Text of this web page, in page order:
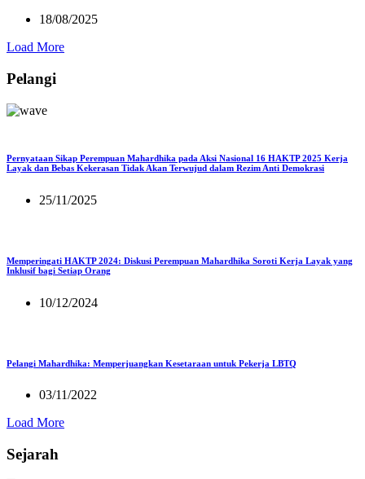
18/08/2025
Load More
Pelangi
Pernyataan Sikap Perempuan Mahardhika pada Aksi Nasional 16 HAKTP 2025 Kerja
Layak dan Bebas Kekerasan Tidak Akan Terwujud dalam Rezim Anti Demokrasi
25/11/2025
Memperingati HAKTP 2024: Diskusi Perempuan Mahardhika Soroti Kerja Layak yang
Inklusif bagi Setiap Orang
10/12/2024
Pelangi Mahardhika: Memperjuangkan Kesetaraan untuk Pekerja LBTQ
03/11/2022
Load More
Sejarah